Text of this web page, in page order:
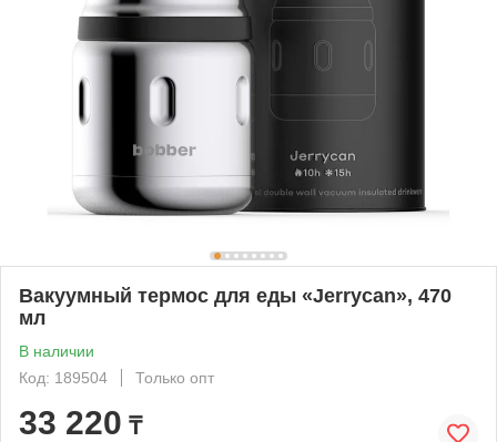
Вакуумный термос для еды «Jerrycan», 470
мл
В наличии
Код: 189504
Только опт
33 220 ₸